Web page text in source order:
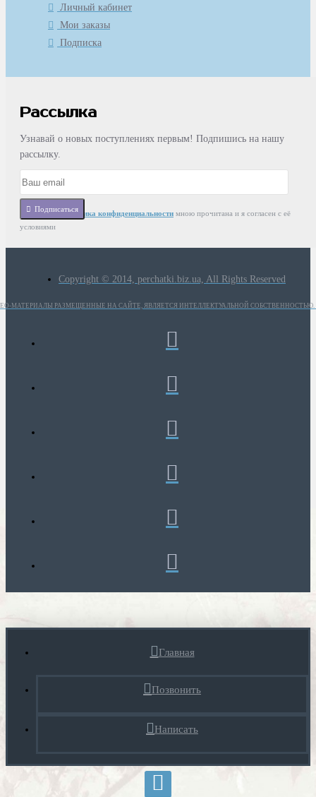
Личный кабинет
Мои заказы
Подписка
Рассылка
Узнавай о новых поступлениях первым! Подпишись на нашу
рассылку.
Подписаться
СтатьяПолитика конфиденциальности мною прочитана и я согласен с её
условиями
Copyright © 2014, perchatki.biz.ua, All Rights Reserved
МАТЕРИАЛЫ РАЗМЕЩЕННЫЕ НА САЙТЕ, ЯВЛЯЕТСЯ ИНТЕЛЛЕКТУАЛЬНОЙ
Главная
Позвонить
Написать